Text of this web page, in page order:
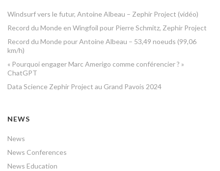
Windsurf vers le futur, Antoine Albeau – Zephir Project (vidéo)
Record du Monde en Wingfoil pour Pierre Schmitz, Zephir Project
Record du Monde pour Antoine Albeau – 53,49 noeuds (99,06
km/h)
« Pourquoi engager Marc Amerigo comme conférencier ? »
ChatGPT
Data Science Zephir Project au Grand Pavois 2024
NEWS
News
News Conferences
News Education